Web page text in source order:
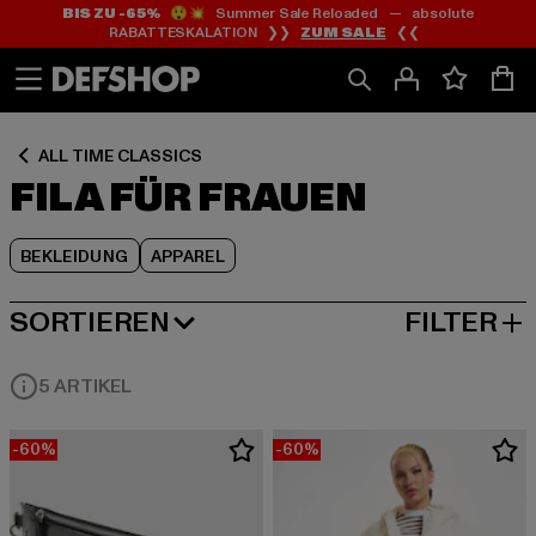
Zum
Inhalt
springen
Zum
Fußzeile
springen
BIS ZU -65%😲💥 Summer Sale Reloaded — absolute
RABATTESKALATION ❯❯ ZUM SALE ❮❮
ALL TIME CLASSICS
FILA FÜR FRAUEN
BEKLEIDUNG APPAREL
Zum
Produktraster
springen
SORTIEREN
BELIEBTESTE FILTER
5 ARTIKEL
-60% -60%